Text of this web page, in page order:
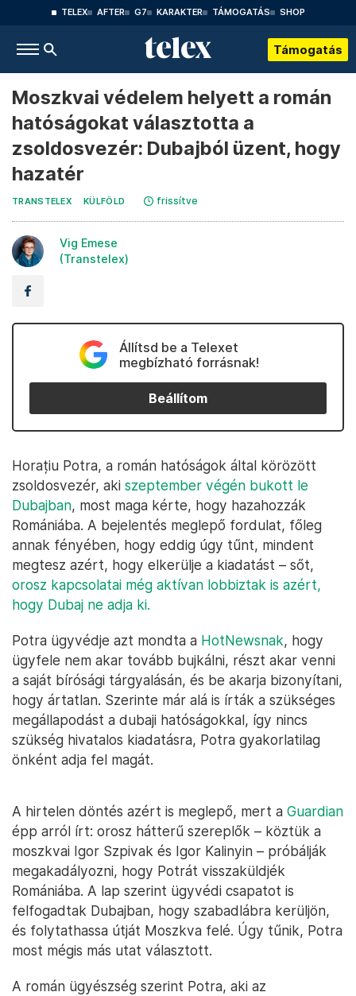
TELEX AFTER G7 KARAKTER TÁMOGATÁS SHOP
Támogatás
Moszkvai védelem helyett a román
hatóságokat választotta a
zsoldosvezér: Dubajból üzent, hogy
hazatér
TRANSTELEX KÜLFÖLD frissítve
Vig Emese
(Transtelex)
Állítsd be a Telexet
megbízható forrásnak!
Beállítom
Horațiu Potra, a román hatóságok által körözött
zsoldosvezér, aki szeptember végén bukott le
Dubajban, most maga kérte, hogy hazahozzák
Romániába. A bejelentés meglepő fordulat, főleg
annak fényében, hogy eddig úgy tűnt, mindent
megtesz azért, hogy elkerülje a kiadatást – sőt,
orosz kapcsolatai még aktívan lobbiztak is azért,
hogy Dubaj ne adja ki.
Potra ügyvédje azt mondta a HotNewsnak, hogy
ügyfele nem akar tovább bujkálni, részt akar venni
a saját bírósági tárgyalásán, és be akarja bizonyítani,
hogy ártatlan. Szerinte már alá is írták a szükséges
megállapodást a dubaji hatóságokkal, így nincs
szükség hivatalos kiadatásra, Potra gyakorlatilag
önként adja fel magát.
A hirtelen döntés azért is meglepő, mert a Guardian
épp arról írt: orosz hátterű szereplők – köztük a
moszkvai Igor Szpivak és Igor Kalinyin – próbálják
megakadályozni, hogy Potrát visszaküldjék
Romániába. A lap szerint ügyvédi csapatot is
felfogadtak Dubajban, hogy szabadlábra kerüljön,
és folytathassa útját Moszkva felé. Úgy tűnik, Potra
most mégis más utat választott.
A román ügyészség szerint Potra, aki az